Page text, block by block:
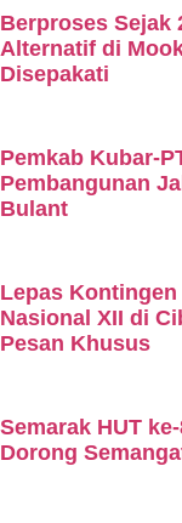
Berproses Sejak
Alternatif di
Disepakati
Pemkab Kubar-
Pembangunan
Bulant
Lepas
Nasional XII di
Pesan Khusus
Semarak HUT
Dorong